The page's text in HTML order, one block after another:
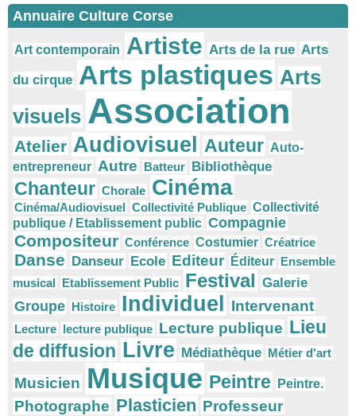
Annuaire Culture Corse
Art contemporain Artiste Arts de la rue Arts
du cirque Arts plastiques Arts
visuels Association
Atelier Audiovisuel Auteur Auto-
entrepreneur Autre Batteur Bibliothèque
Chanteur Chorale Cinéma
Cinéma/Audiovisuel Collectivité Publique Collectivité
publique / Etablissement public Compagnie
Compositeur Conférence Costumier Créatrice
Danse Danseur Ecole Editeur Éditeur Ensemble
musical Etablissement Public Festival Galerie
Groupe Histoire Individuel Intervenant
Lecture lecture publique Lecture publique Lieu
de diffusion Livre Médiathèque Métier d'art
Musicien Musique Peintre Peintre.
Photographe Plasticien Professeur